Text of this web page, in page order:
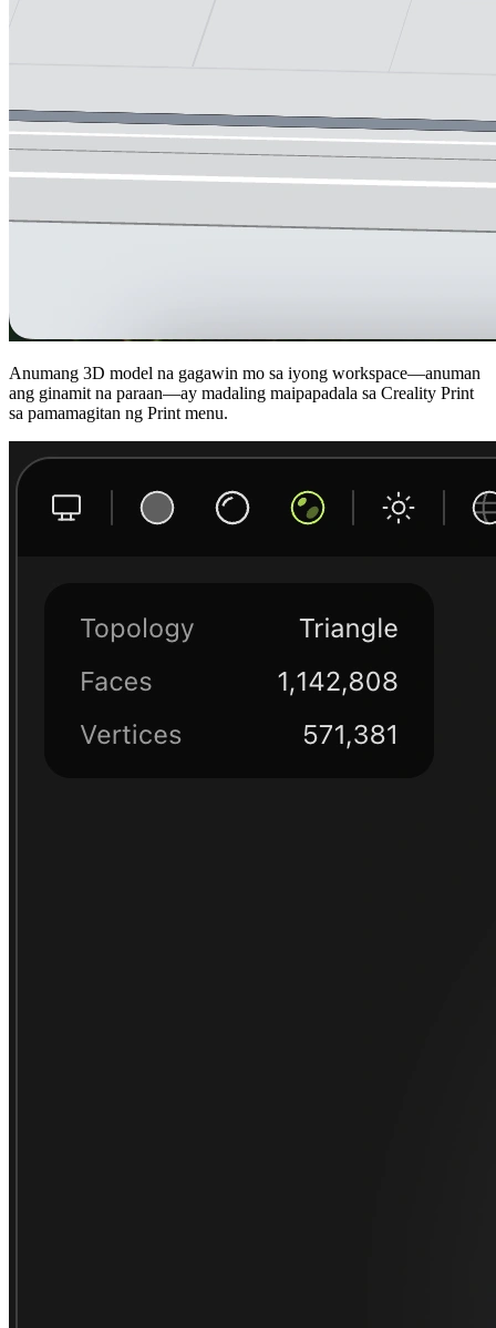
Anumang 3D model na gagawin mo sa iyong workspace—anuman
ang ginamit na paraan—ay madaling maipapadala sa Creality Print
sa pamamagitan ng Print menu.